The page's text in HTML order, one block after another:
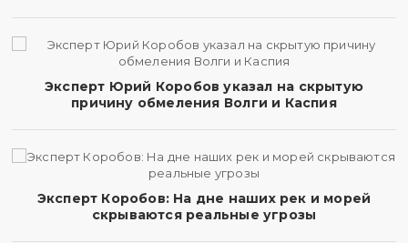
Эксперт Юрий Коробов указал на скрытую
причину обмеления Волги и Каспия
Эксперт Коробов: На дне наших рек и морей
скрываются реальные угрозы